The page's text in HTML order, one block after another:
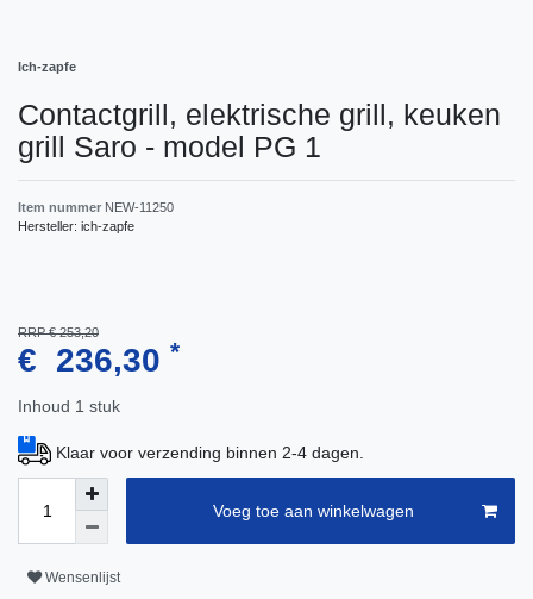
Ich-zapfe
Contactgrill, elektrische grill, keuken
grill Saro - model PG 1
Item nummer NEW-11250
Hersteller: ich-zapfe
RRP € 253,20
€ 236,30 *
Inhoud 1 stuk
Klaar voor verzending binnen 2-4 dagen.
Voeg toe aan winkelwagen
Wensenlijst